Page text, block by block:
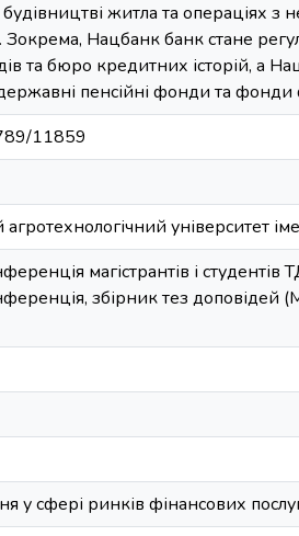
житла та операціях
Нацбанк банк стане
та бюро кредитних історій, а
пенсійні фонди та фонди
11859
університет
магістрантів і
збірник тез доповідей
у сфері ринків фінансових